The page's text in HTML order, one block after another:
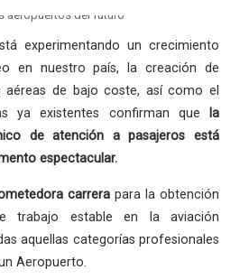
experimentando un crecimiento
en nuestro país, la creación de
aéreas de bajo coste, así como el
ya existentes confirman que
la
de atención a pasajeros está
espectacular.
carrera para la obtención
trabajo estable en la aviación
aquellas categorías profesionales
Aeropuerto.